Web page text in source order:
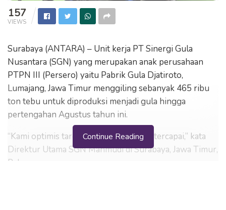
157
VIEWS
Surabaya (ANTARA) – Unit kerja PT Sinergi Gula
Nusantara (SGN) yang merupakan anak perusahaan
PTPN III (Persero) yaitu Pabrik Gula Djatiroto,
Lumajang, Jawa Timur menggiling sebanyak 465 ribu
ton tebu untuk diproduksi menjadi gula hingga
pertengahan Agustus tahun ini.
“Kami optimis target PG Djatiroto bisa tercapai,” kata
Direktur Utama SGN Mahmudi di Surabaya, Jawa Timur,
Rabu.
Continue Reading